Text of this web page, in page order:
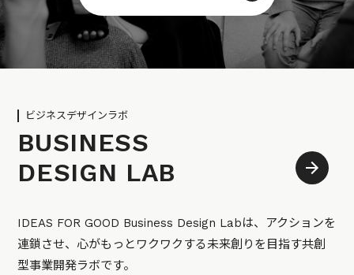
ビジネスデザインラボ
BUSINESS
DESIGN LAB
IDEAS FOR GOOD Business Design Labは、アクションを
連鎖させ、心がもっとワクワクする未来創りを目指す共創
型事業開発ラボです。